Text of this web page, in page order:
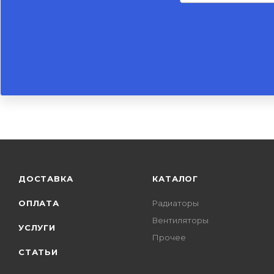
ДОСТАВКА
ОПЛАТА
УСЛУГИ
СТАТЬИ
КАТАЛОГ
Радиаторы
Вентиляторы
Прочее